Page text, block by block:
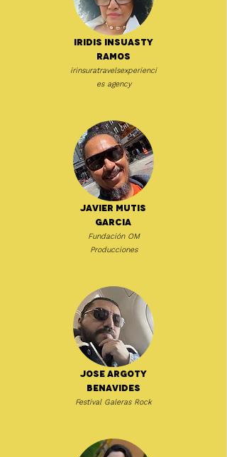
Iridis Insuasty
Ramos
irinsuratravelsexperienci
es agency
Javier Mutis
Garcia
Fundación OM
Producciones
Jose Argoty
Benavides
Festival Galeras Rock